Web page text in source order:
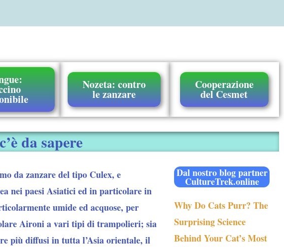
Nozeta: contro
le zanzare
Cooperazione
del Cesmet
da sapere
da zanzare del tipo Culex, e
nei paesi Asiatici ed in particolare in
umide ed acquose, per
Aironi a vari tipi di trampolieri; sia
più diffusi in tutta l’Asia orientale, il
Dal nostro blog partner
CultureTrek.online
Why Do Cats Purr? The
Surprising Science
Behind Your Cat’s Most